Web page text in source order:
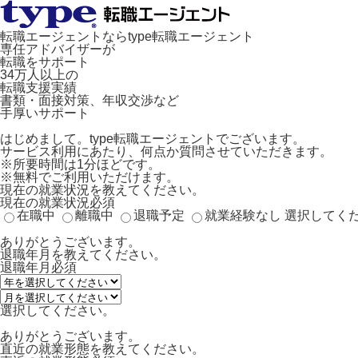
転職エージェントならtype転職エージェント
専任アドバイザーが
転職をサポート
34万人以上の
転職支援実績
書類・面接対策、年収交渉など
手厚いサポート
はじめまして。type転職エージェントでございます。
サービス利用にあたり、何点か質問させていただきます。
※所要時間は1分ほどです。
※無料でご利用いただけます。
現在の就業状況を教えてください。
現在の就業状況必須
在職中
離職中 退職予定 就業経験なし 選択してく
ありがとうございます。
退職年月を教えてください。
退職年月 必須
選択してください。
ありがとうございます。
直近の就業形態を教えてください。